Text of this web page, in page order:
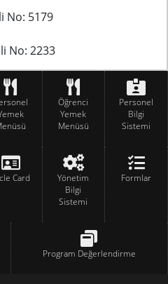
No: 5179
No: 2233
Öğrenci
Yemek
Menüsü
Personel
Bilgi
Sistemi
Card
Yönetim
Bilgi
Sistemi
Formlar
Program Değerlendirme